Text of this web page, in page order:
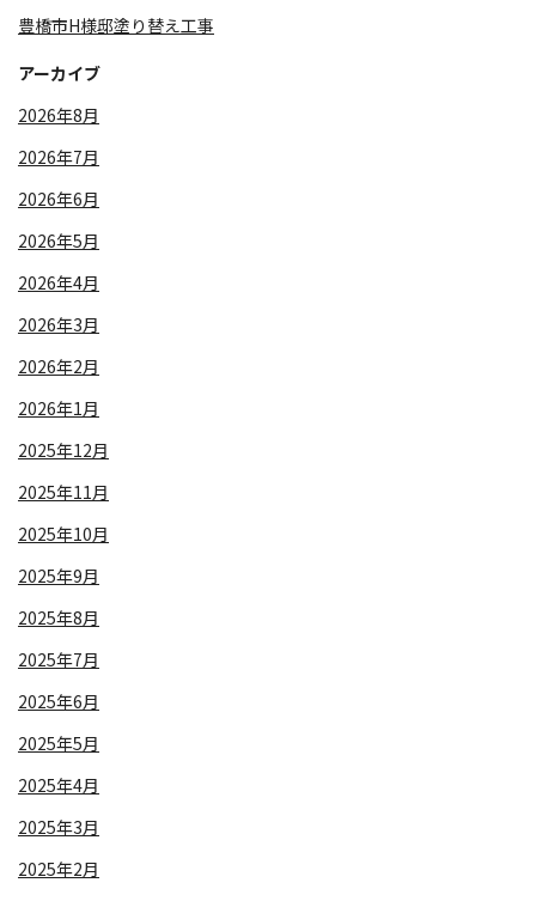
豊橋市H様邸塗り替え工事
アーカイブ
2026年8月
2026年7月
2026年6月
2026年5月
2026年4月
2026年3月
2026年2月
2026年1月
2025年12月
2025年11月
2025年10月
2025年9月
2025年8月
2025年7月
2025年6月
2025年5月
2025年4月
2025年3月
2025年2月